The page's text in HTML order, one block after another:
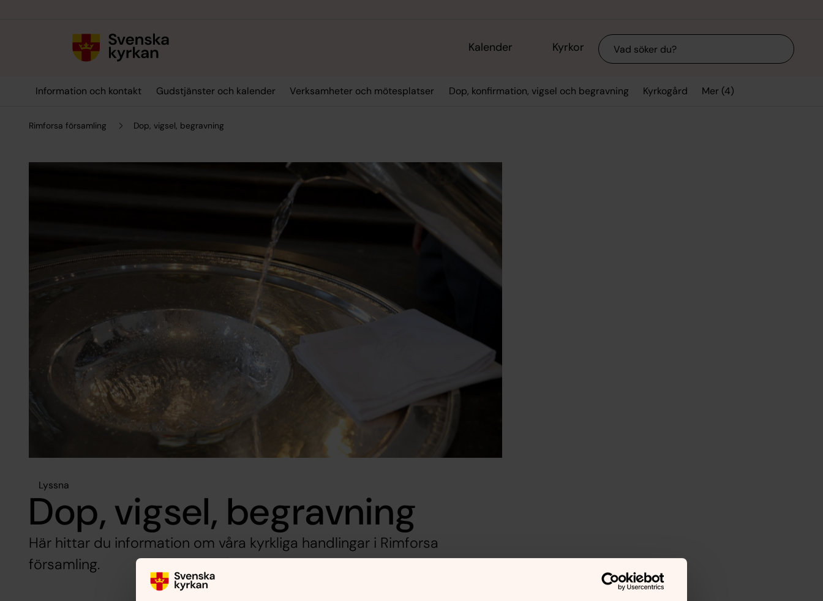
Kalender Kyrkor Sök
Information och kontakt Gudstjänster och kalender Verksamheter och mötesplatser Dop, konfirmation, vigsel och begravning Kyrkogård Mer (4)
Rimforsa församling Dop, vigsel, begravning
Lyssna
Dop, vigsel, begravning
Här hittar du information om våra kyrkliga handlingar i Rimforsa
församling.